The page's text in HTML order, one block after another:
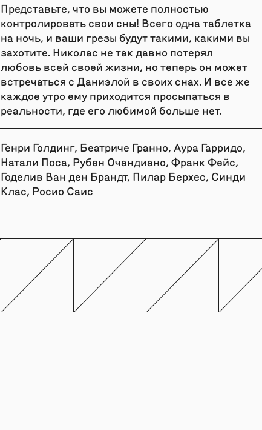
Представьте, что вы можете полностью
контролировать свои сны! Всего одна таблетка
на ночь, и ваши грезы будут такими, какими вы
захотите. Николас не так давно потерял
любовь всей своей жизни, но теперь он может
встречаться с Даниэлой в своих снах. И все же
каждое утро ему приходится просыпаться в
реальности, где его любимой больше нет.
Генри Голдинг, Беатриче Гранно, Аура Гарридо,
Натали Поса, Рубен Очандиано, Франк Фейс,
Годелив Ван ден Брандт, Пилар Берхес, Синди
Клас, Росио Саис